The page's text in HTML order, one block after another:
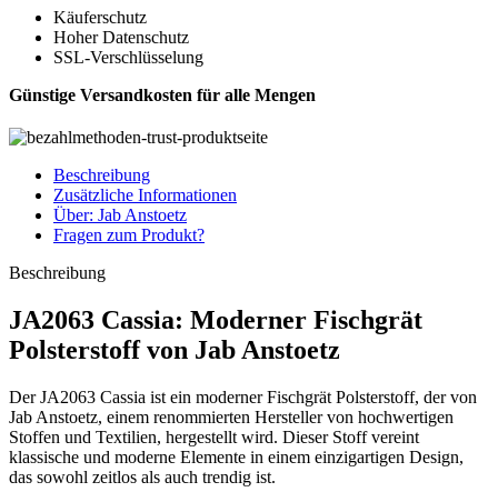
Käuferschutz
Hoher Datenschutz
SSL-Verschlüsselung
Günstige Versandkosten für alle Mengen
Beschreibung
Zusätzliche Informationen
Über: Jab Anstoetz
Fragen zum Produkt?
Beschreibung
JA2063 Cassia: Moderner Fischgrät
Polsterstoff von Jab Anstoetz
Der JA2063 Cassia ist ein moderner Fischgrät Polsterstoff, der von
Jab Anstoetz, einem renommierten Hersteller von hochwertigen
Stoffen und Textilien, hergestellt wird. Dieser Stoff vereint
klassische und moderne Elemente in einem einzigartigen Design,
das sowohl zeitlos als auch trendig ist.